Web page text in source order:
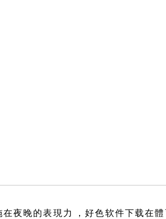
晚的表現力，好色软件下载在體育